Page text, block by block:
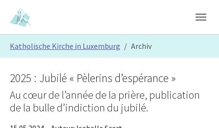
Skip to main content
Skip to page footer
Katholische Kirche in Luxemburg Archiv
2025 : Jubilé « Pèlerins d’espérance »
Au cœur de l’année de la prière, publication
de la bulle d’indiction du jubilé.